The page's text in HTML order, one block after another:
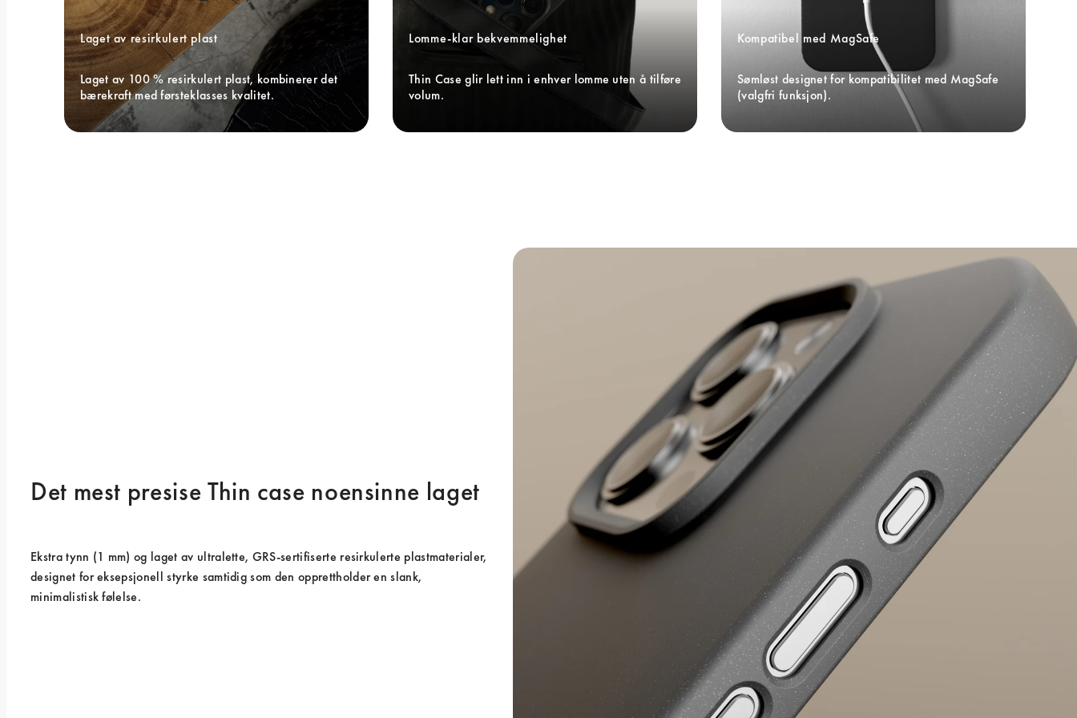
Laget av resirkulert plast
Laget av 100 % resirkulert plast, kombinerer det
bærekraft med førsteklasses kvalitet.
Lomme-klar bekvemmelighet
Thin Case glir lett inn i enhver lomme uten å tilføre
volum.
Kompatibel med MagSafe
Sømløst designet for kompatibilitet med MagSafe
(valgfri funksjon).
Det mest presise Thin case noensinne laget
Ekstra tynn (1 mm) og laget av ultralette, GRS-sertifiserte resirkulerte plastmaterialer,
designet for eksepsjonell styrke samtidig som den opprettholder en slank,
minimalistisk følelse.